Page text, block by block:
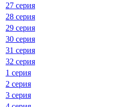
27 серия
28 серия
29 серия
30 серия
31 серия
32 серия
1 серия
2 серия
3 серия